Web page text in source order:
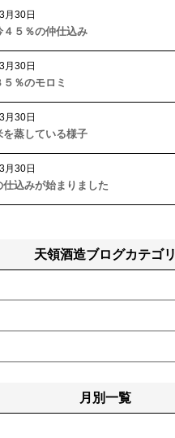
月30日
４５％の仲仕込み
月30日
５％のモロミ
月30日
を蒸している様子
月30日
仕込みが始まりました
天領酒造ブログカテゴリ
月別一覧